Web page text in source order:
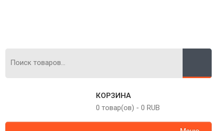
КОРЗИНА
0 товар(ов) - 0 RUB